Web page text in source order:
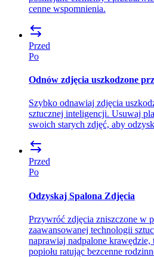
cenne wspomnienia.
Przed
Po
Odnów zdjęcia uszkodzone
Szybko odnawiaj zdjęcia
sztucznej inteligencji. Usuwaj
swoich starych zdjęć, aby
Przed
Po
Odzyskaj Spalona Zdjęcia
Przywróć zdjęcia zniszczone w
zaawansowanej technologii
naprawiaj nadpalone
popiołu ratując bezcenne